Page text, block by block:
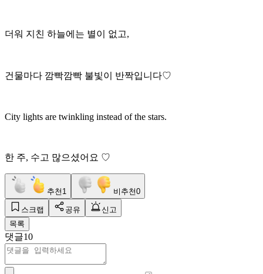
더워 지친 하늘에는 별이 없고,
건물마다 깜빡깜빡 불빛이 반짝입니다♡
City lights are twinkling instead of the stars.
한 주, 수고 많으셨어요 ♡
추천 1 비추천0
스크랩 공유
신고
목록
댓글10